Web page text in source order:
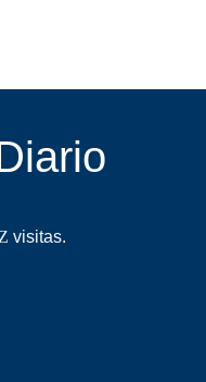
visitas.